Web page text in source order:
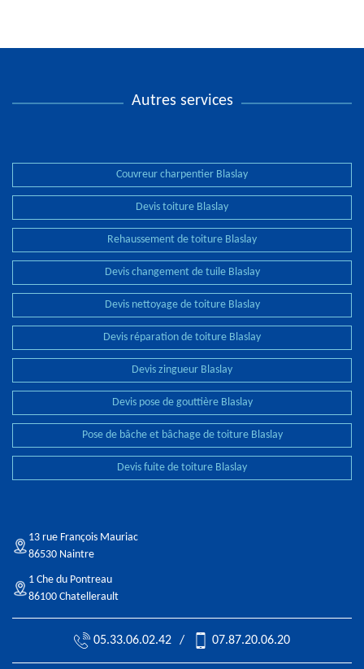
Autres services
Couvreur charpentier Blaslay
Devis toiture Blaslay
Rehaussement de toiture Blaslay
Devis changement de tuile Blaslay
Devis nettoyage de toiture Blaslay
Devis réparation de toiture Blaslay
Devis zingueur Blaslay
Devis pose de gouttière Blaslay
Pose de bâche et bâchage de toiture Blaslay
Devis fuite de toiture Blaslay
13 rue François Mauriac
86530 Naintre
1 Che du Pontreau
86100 Chatellerault
05.33.06.02.42 / 07.87.20.06.20